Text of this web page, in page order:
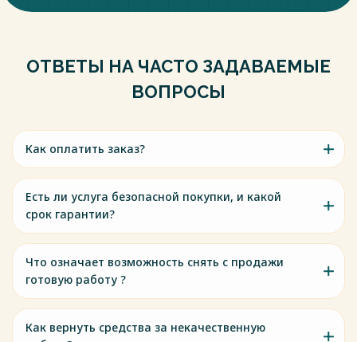
ОТВЕТЫ НА ЧАСТО ЗАДАВАЕМЫЕ
ВОПРОСЫ
Как оплатить заказ?
Есть ли услуга безопасной покупки, и какой
срок гарантии?
Что означает возможность снять с продажи
готовую работу ?
Как вернуть средства за некачественную